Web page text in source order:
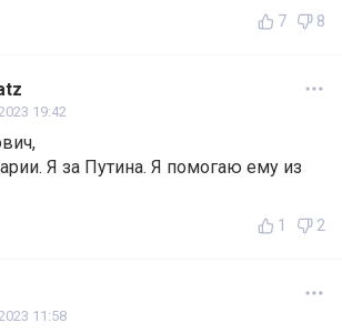
7 8
19:42
Я за Путина. Я помогаю ему из
1 2
11:58